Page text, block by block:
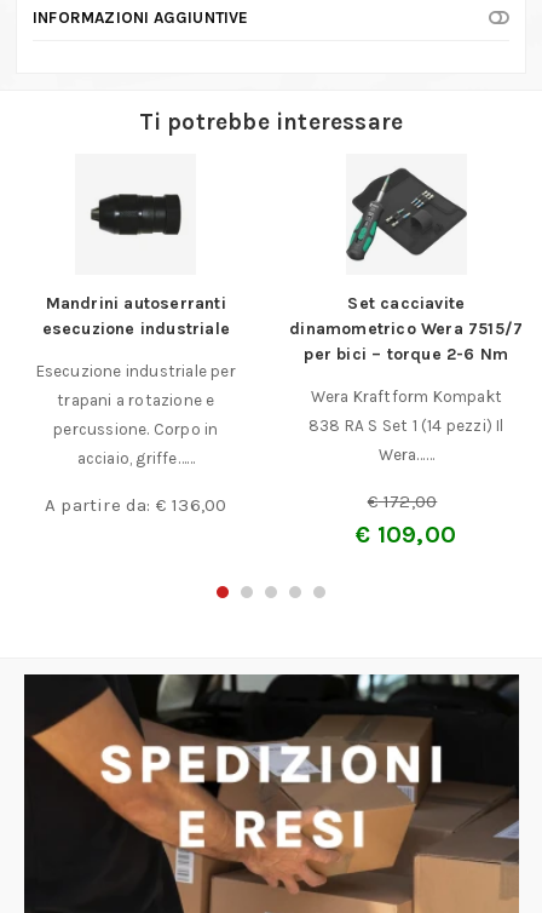
INFORMAZIONI AGGIUNTIVE
Ti potrebbe interessare
Set cacciavite
dinamometrico Wera 7515/7
Wera Kraftform Kompakt
838 RA S Set 1 (14 pezzi) Il
Wera……
€172,00
Contenitore Portaminuteria
Art. 3300
plastica con 12 vani in
plastica antiurto
polipropilene COLORE……
€6,00